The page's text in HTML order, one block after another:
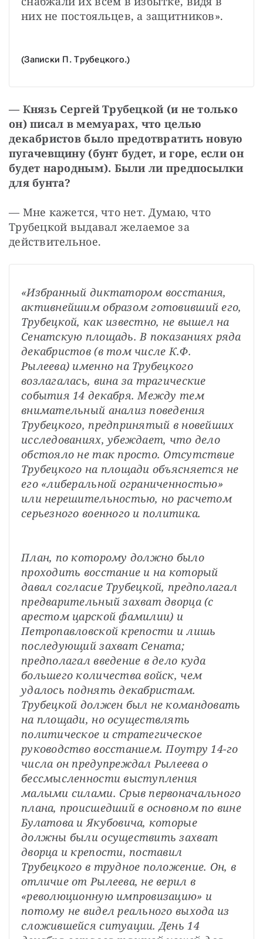
них не постояльцев, а защитников».
(Записки П. Трубецкого.)
— Князь Сергей Трубецкой (и не только
он) писал в мемуарах, что целью
декабристов было предотвратить новую
пугачевщину (бунт будет, и горе, если он
будет народным). Были ли предпосылки
для бунта?
— Мне кажется, что нет. Думаю, что
Трубецкой выдавал желаемое за
действительное.
«Избранный диктатором восстания,
активнейшим образом готовивший его,
Трубецкой, как известно, не вышел на
Сенатскую площадь. В показаниях ряда
декабристов (в том числе К.Ф.
Рылеева) именно на Трубецкого
возлагалась, вина за трагические
события 14 декабря. Между тем
внимательный анализ поведения
Трубецкого, предпринятый в новейших
исследованиях, убеждает, что дело
обстояло не так просто. Отсутствие
Трубецкого на площади объясняется не
его «либеральной ограниченностью»
или нерешительностью, но расчетом
серьезного военного и политика.
План, по которому должно было
проходить восстание и на который
давал согласие Трубецкой, предполагал
предварительный захват дворца (с
арестом царской фамилии) и
Петропавловской крепости и лишь
последующий захват Сената;
предполагал введение в дело куда
большего количества войск, чем
удалось поднять декабристам.
Трубецкой должен был не командовать
на площади, но осуществлять
политическое и стратегическое
руководство восстанием. Поутру 14-го
числа он предупреждал Рылеева о
бессмысленности выступления
малыми силами. Срыв первоначального
плана, происшедший в основном по вине
Булатова и Якубовича, которые
должны были осуществить захват
дворца и крепости, поставил
Трубецкого в трудное положение. Он, в
отличие от Рылеева, не верил в
«революционную импровизацию» и
потому не видел реального выхода из
сложившейся ситуации. День 14